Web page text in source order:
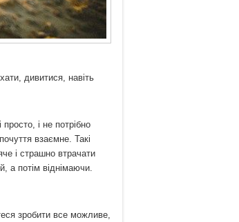
дивитися, навіть
і не потрібно
взаємне. Такі
і страшно втрачати
а потім віднімаючи.
зробити все можливе,